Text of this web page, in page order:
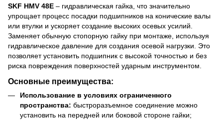
SKF HMV 48E – гидравлическая гайка, что значительно
упрощает процесс посадки подшипников на конические валы
или втулки и ускоряет создание высоких осевых усилий.
Заменяет обычную стопорную гайку при монтаже, используя
гидравлическое давление для создания осевой нагрузки. Это
позволяет установить подшипник с высокой точностью и без
риска повреждения поверхностей ударным инструментом.
Основные преимущества:
Использование в условиях ограниченного
пространства: быстроразъемное соединение можно
установить на передней или боковой стороне гайки;